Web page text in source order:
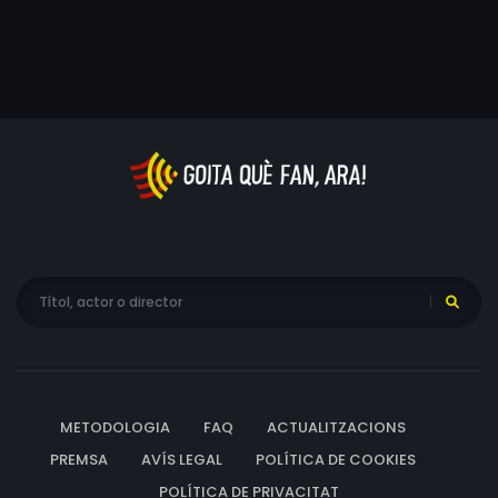
METODOLOGIA FAQ
ACTUALITZACIONS
PREMSA
AVÍS LEGAL
POLÍTICA DE COOKIES
POLÍTICA DE PRIVACITAT